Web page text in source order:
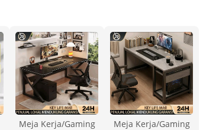
Meja Kerja/Gaming Meja Kerja/Gaming